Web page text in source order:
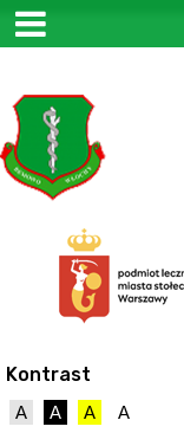
Kontrast
A A A A